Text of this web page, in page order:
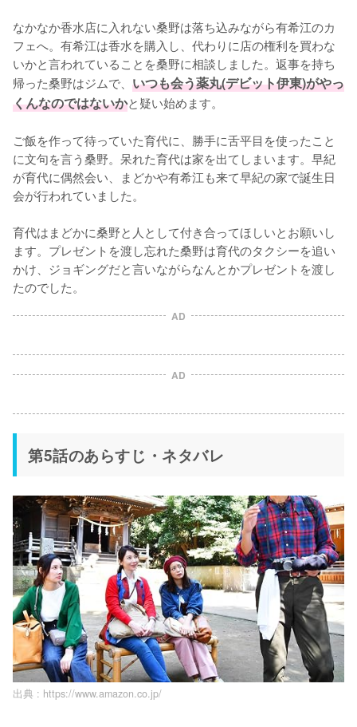
なかなか香水店に入れない桑野は落ち込みながら有希江のカ
フェへ。有希江は香水を購入し、代わりに店の権利を買わな
いかと言われていることを桑野に相談しました。返事を持ち
帰った桑野はジムで、 いつも会う薬丸(デビット伊東)がやっ
くんなのではないかと疑い始めます。
ご飯を作って待っていた育代に、勝手に舌平目を使ったこと
に文句を言う桑野。呆れた育代は家を出てしまいます。早紀
が育代に偶然会い、まどかや有希江も来て早紀の家で誕生日
会が行われていました。
育代はまどかに桑野と人として付き合ってほしいとお願いし
ます。プレゼントを渡し忘れた桑野は育代のタクシーを追い
かけ、ジョギングだと言いながらなんとかプレゼントを渡し
たのでした。
AD
AD
第5話のあらすじ・ネタバレ
出典 : https://www.amazon.co.jp/